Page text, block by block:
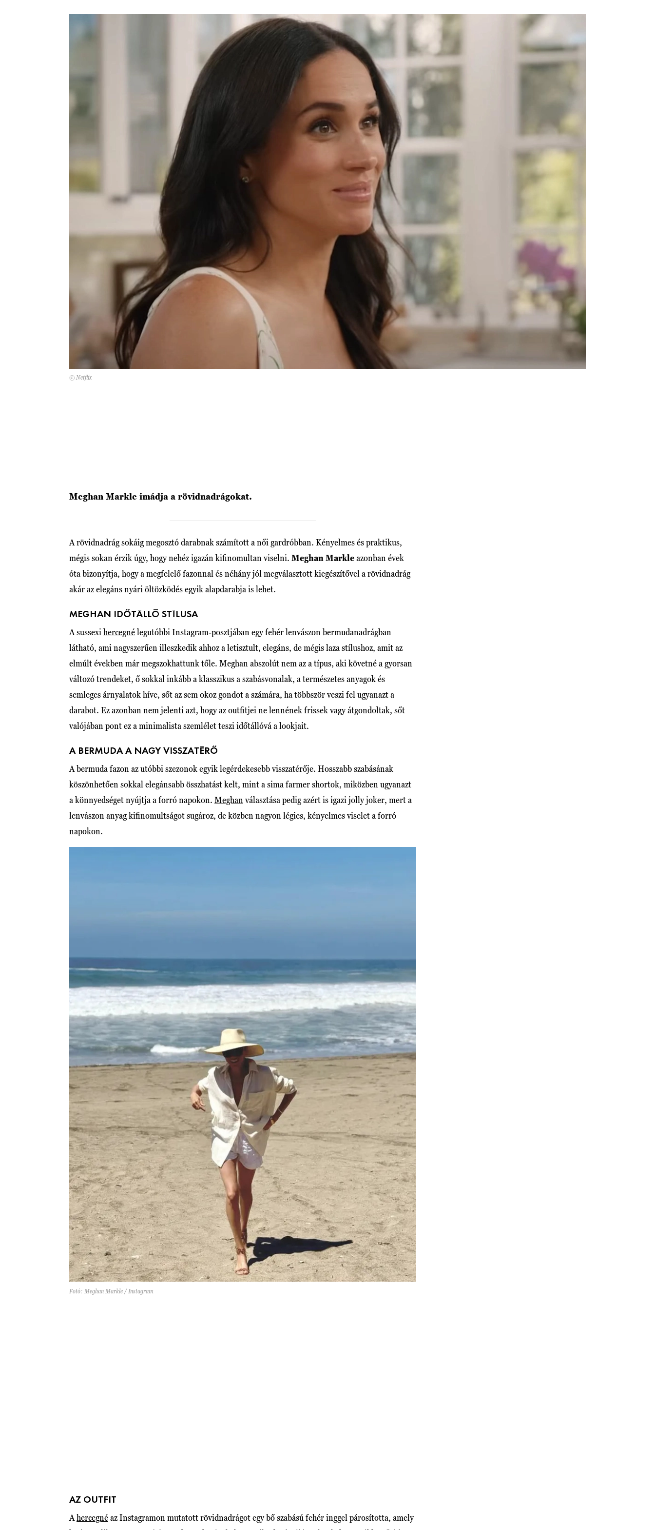
© Netflix
Meghan Markle imádja a rövidnadrágokat.
A rövidnadrág sokáig megosztó darabnak számított a női gardróbban. Kényelmes és praktikus,
mégis sokan érzik úgy, hogy nehéz igazán kifinomultan viselni. Meghan Markleazonban évek
óta bizonyítja, hogy a megfelelő fazonnal és néhány jól megválasztott kiegészítővel a rövidnadrág
akár az elegáns nyári öltözködés egyik alapdarabja is lehet.
MEGHAN IDŐTÁLLÓ STÍLUSA
A sussexi hercegnélegutóbbi Instagram-posztjában egy fehér lenvászon bermudanadrágban
látható, ami nagyszerűen illeszkedik ahhoz a letisztult, elegáns, de mégis laza stílushoz, amit az
elmúlt években már megszokhattunk tőle. Meghan abszolút nem az a típus, aki követné a gyorsan
változó trendeket, ő sokkal inkább a klasszikus a szabásvonalak, a természetes anyagok és
semleges árnyalatok híve, sőt az sem okoz gondot a számára, ha többször veszi fel ugyanazt a
darabot. Ez azonban nem jelenti azt, hogy az outfitjei ne lennének frissek vagy átgondoltak, sőt
valójában pont ez a minimalista szemlélet teszi időtállóvá a lookjait.
A BERMUDA A NAGY VISSZATÉRŐ
A bermuda fazon az utóbbi szezonok egyik legérdekesebb visszatérője. Hosszabb szabásának
köszönhetően sokkal elegánsabb összhatást kelt, mint a sima farmer shortok, miközben ugyanazt
a könnyedséget nyújtja a forró napokon. Meghan választása pedig azért is igazi jolly joker, mert a
lenvászon anyag kifinomultságot sugároz, de közben nagyon légies, kényelmes viselet a forró
napokon.
Fotó: Meghan Markle / Instagram
AZ OUTFIT
Ahercegnéaz Instagramon mutatott rövidnadrágot egy bő szabású fehér inggel párosította, amely